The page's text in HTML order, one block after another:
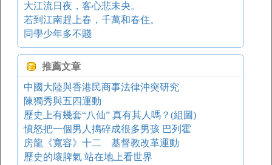
大江流日夜，客心悲未央。
若到江南趕上春，千萬和春住。
同學少年多不賤
推薦文章
中國大陸與香港民商事法律沖突研究
陳獨秀與五四運動
歷史上有幾套“八仙” 真有其人嗎？(組圖)
憤怒把一個男人搗碎成很多男孩 巴列霍
房龍《寬容》十二 基督教改革運動
歷史的壞脾氣 站在地上看世界